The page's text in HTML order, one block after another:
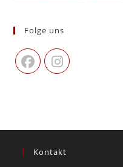
Folge uns
Kontakt